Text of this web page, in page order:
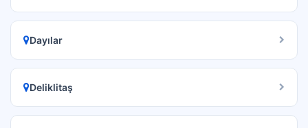
Dayılar
Deliklitaş